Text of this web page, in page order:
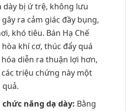
dày bị ứ trệ, không lưu
ra cảm giác đầy bụng,
khó tiêu. Bán Hạ Chế
khí cơ, thúc đẩy quá
diễn ra thuận lợi hơn,
triệu chứng này một
quả.
chức năng dạ dày: Bằng